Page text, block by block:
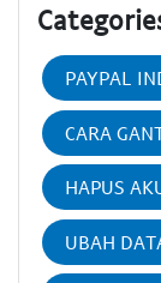
PAYPAL
CARA
HAPUS
UBAH